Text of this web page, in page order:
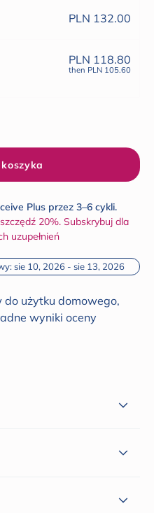
PLN 132.00
PLN 118.80
then PLN 105.60
Plus przez 3–6 cykli.
20%. Subskrybuj dla
uzupełnień
sie 10, 2026 - sie 13, 2026
użytku domowego,
wyniki oceny